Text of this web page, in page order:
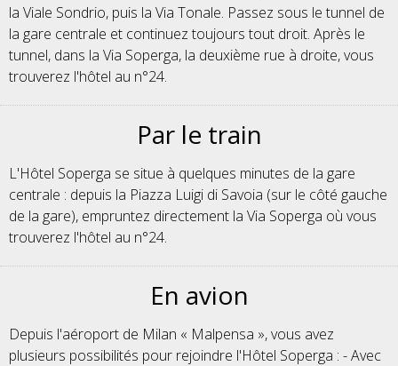
la Viale Sondrio, puis la Via Tonale. Passez sous le tunnel de
la gare centrale et continuez toujours tout droit. Après le
tunnel, dans la Via Soperga, la deuxième rue à droite, vous
trouverez l'hôtel au n°24.
Par le train
L'Hôtel Soperga se situe à quelques minutes de la gare
centrale : depuis la Piazza Luigi di Savoia (sur le côté gauche
de la gare), empruntez directement la Via Soperga où vous
trouverez l'hôtel au n°24.
En avion
Depuis l'aéroport de Milan « Malpensa », vous avez
plusieurs possibilités pour rejoindre l'Hôtel Soperga : - Avec